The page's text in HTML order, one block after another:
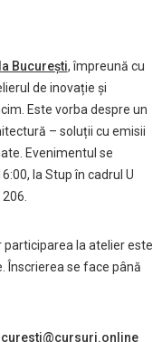
București, împreună cu
de inovație și
Este vorba despre un
– soluții cu emisii
Evenimentul se
la Stup în cadrul U
la atelier este
Înscrierea se face până